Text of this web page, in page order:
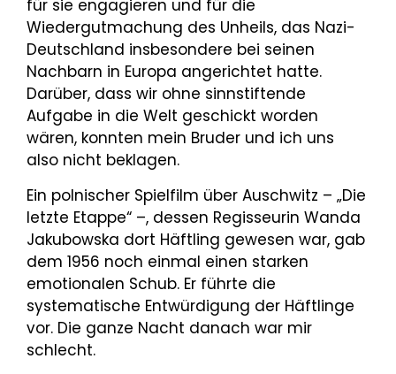
für sie engagieren und für die
Wiedergutmachung des Unheils, das Nazi-
Deutschland insbesondere bei seinen
Nachbarn in Europa angerichtet hatte.
Darüber, dass wir ohne sinnstiftende
Aufgabe in die Welt geschickt worden
wären, konnten mein Bruder und ich uns
also nicht beklagen.
Ein polnischer Spielfilm über Auschwitz – „Die
letzte Etappe“ –, dessen Regisseurin Wanda
Jakubowska dort Häftling gewesen war, gab
dem 1956 noch einmal einen starken
emotionalen Schub. Er führte die
systematische Entwürdigung der Häftlinge
vor. Die ganze Nacht danach war mir
schlecht.